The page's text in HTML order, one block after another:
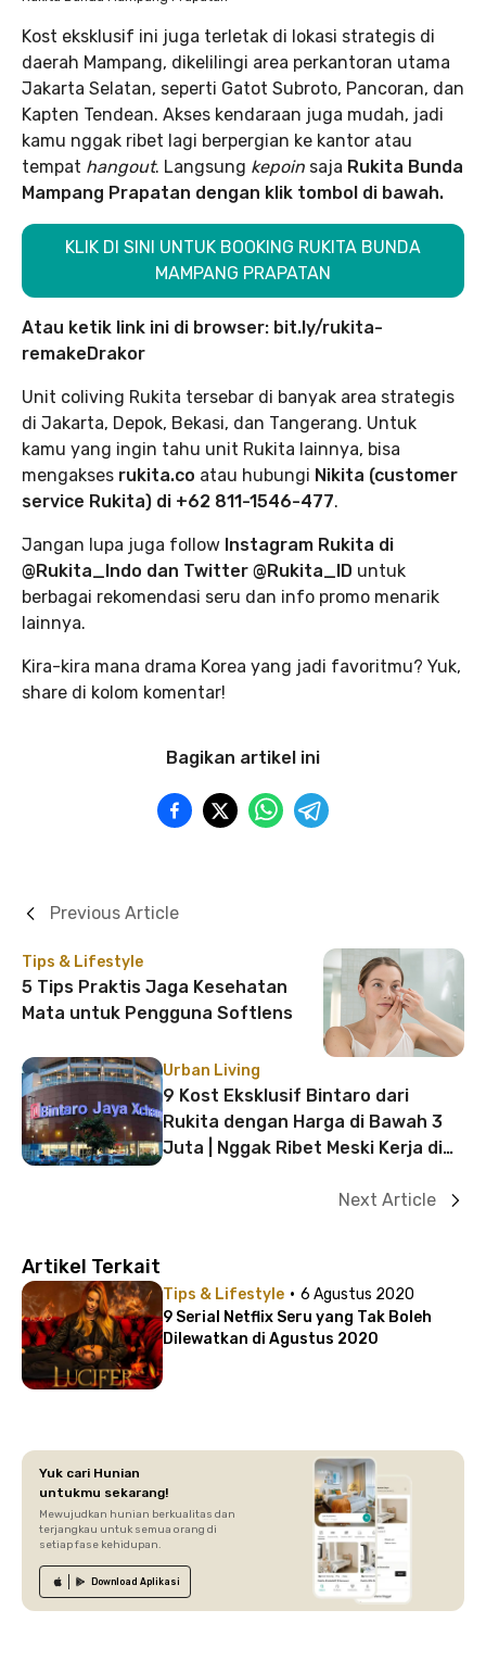
Kost eksklusif ini juga terletak di lokasi strategis di
daerah Mampang, dikelilingi area perkantoran utama
Jakarta Selatan, seperti Gatot Subroto, Pancoran, dan
Kapten Tendean. Akses kendaraan juga mudah, jadi
kamu nggak ribet lagi berpergian ke kantor atau
tempat hangout. Langsung kepoin saja Rukita Bunda
Mampang Prapatan dengan klik tombol di bawah.
KLIK DI SINI UNTUK BOOKING RUKITA BUNDA
MAMPANG PRAPATAN
Atau ketik link ini di browser: bit.ly/rukita-
remakeDrakor
Unit coliving Rukita tersebar di banyak area strategis
di Jakarta, Depok, Bekasi, dan Tangerang. Untuk
kamu yang ingin tahu unit Rukita lainnya, bisa
mengakses rukita.co atau hubungi Nikita (customer
service Rukita) di +62 811-1546-477.
Jangan lupa juga follow Instagram Rukita di
@Rukita_Indo dan Twitter @Rukita_ID untuk
berbagai rekomendasi seru dan info promo menarik
lainnya.
Kira-kira mana drama Korea yang jadi favoritmu? Yuk,
share di kolom komentar!
Bagikan artikel ini
Tips & Lifestyle
5 Tips Praktis Jaga Kesehatan
Mata untuk Pengguna Softlens
Previous Article
Urban Living
9 Kost Eksklusif Bintaro dari
Rukita dengan Harga di Bawah 3
Juta | Nggak Ribet Meski Kerja di
Next Article
Artikel Terkait
Tips & Lifestyle · 6 Agustus 2020
9 Serial Netflix Seru yang Tak Boleh
Dilewatkan di Agustus 2020
Yuk cari Hunian
untukmu sekarang!
Mewujudkan hunian berkualitas dan
terjangkau untuk semua orang di
setiap fase kehidupan.
Download Aplikasi